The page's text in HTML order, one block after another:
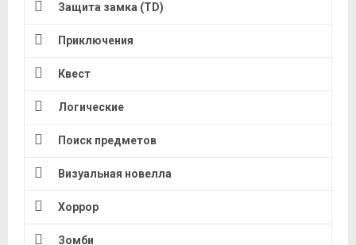
Защита замка (TD)
Приключения
Квест
Логические
Поиск предметов
Визуальная новелла
Хоррор
Зомби